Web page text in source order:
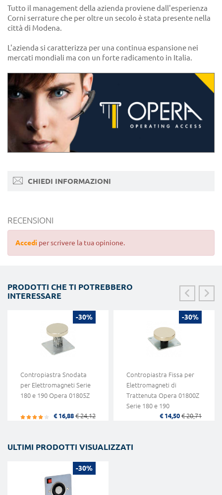
Tutto il management della azienda proviene dall'esperienza
Corni serrature che per oltre un secolo è stata presente nella
città di Modena.
L'azienda si caratterizza per una continua espansione nei
mercati mondiali ma con un forte radicamento in Italia.
CHIEDI INFORMAZIONI
RECENSIONI
Accedi per scrivere la tua opinione.
PRODOTTI CHE TI POTREBBERO
INTERESSARE
-30%
Contropiastra Snodata
per Elettromagneti Serie
180 e 190 Opera 01805Z
€ 16,88 € 24,12
-30%
Contropiastra Fissa per
Elettromagneti di
Trattenuta Opera 01800Z
Serie 180 e 190
€ 14,50 € 20,71
ULTIMI PRODOTTI VISUALIZZATI
-30%